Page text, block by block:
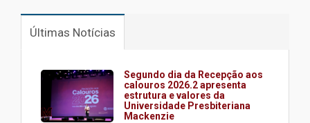
Últimas Notícias
Segundo dia da Recepção aos
calouros 2026.2 apresenta
estrutura e valores da
Universidade Presbiteriana
Mackenzie